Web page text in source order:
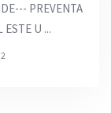
PREVENTA
U ...
2